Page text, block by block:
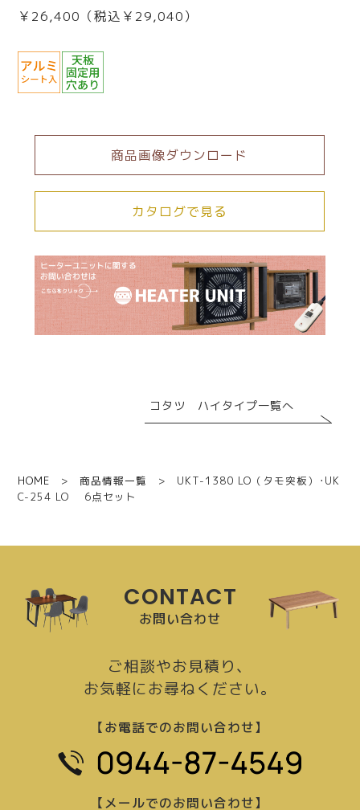
￥26,400（税込￥29,040）
商品画像ダウンロード
カタログで見る
コタツ ハイタイプ一覧へ
HOME >商品情報一覧
> UKT-1380 LO（タモ突板）･UK
C-254 LO 6点セット
CONTACT
お問い合わせ
ご相談やお見積り、
お気軽にお尋ねください。
【お電話でのお問い合わせ】
【メールでのお問い合わせ】